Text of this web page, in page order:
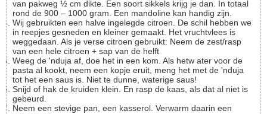
van pakweg ½ cm dikte. Een soort sikkels krijg je dan. In totaal
rond de 900 – 1000 gram. Een mandoline kan handig zijn.
Wij gebruikten een halve ingelegde citroen. De schil hebben we
in reepjes gesneden en kleiner gemaakt. Het vruchtvlees is
weggedaan. Als je verse citroen gebruikt: Neem de zest/rasp
van een hele citroen + sap van de helft
Weeg de 'nduja af, doe het in een kom. Als hetw ater voor de
pasta al kookt, neem een kopje eruit, meng het met de 'nduja
tot het een saus is. Niet te dunne, waterige saus!
Snijd of hak de kruiden klein. En rasp de kaas, als dat al niet is
gebeurd.
Neem een stevige pan, een kasserol. Verwarm daarin een